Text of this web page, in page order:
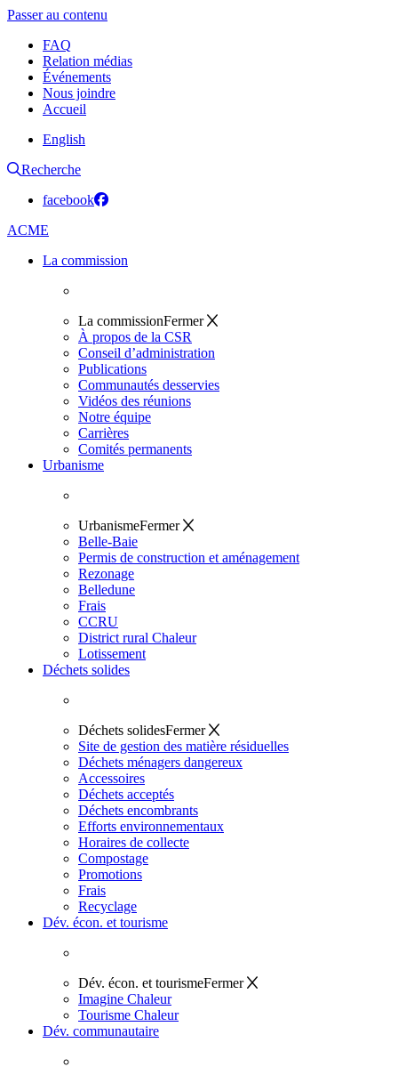
Passer au contenu
FAQ
Relation médias
Événements
Nous joindre
Accueil
English
Recherche
facebook
ACME
La commission
La commissionFermer
À propos de la CSR
Conseil d’administration
Publications
Communautés desservies
Vidéos des réunions
Notre équipe
Carrières
Comités permanents
Urbanisme
UrbanismeFermer
Belle-Baie
Permis de construction et aménagement
Rezonage
Belledune
Frais
CCRU
District rural Chaleur
Lotissement
Déchets solides
Déchets solidesFermer
Site de gestion des matière résiduelles
Déchets ménagers dangereux
Accessoires
Déchets acceptés
Déchets encombrants
Efforts environnementaux
Horaires de collecte
Compostage
Promotions
Frais
Recyclage
Dév. écon. et tourisme
Dév. écon. et tourismeFermer
Imagine Chaleur
Tourisme Chaleur
Dév. communautaire